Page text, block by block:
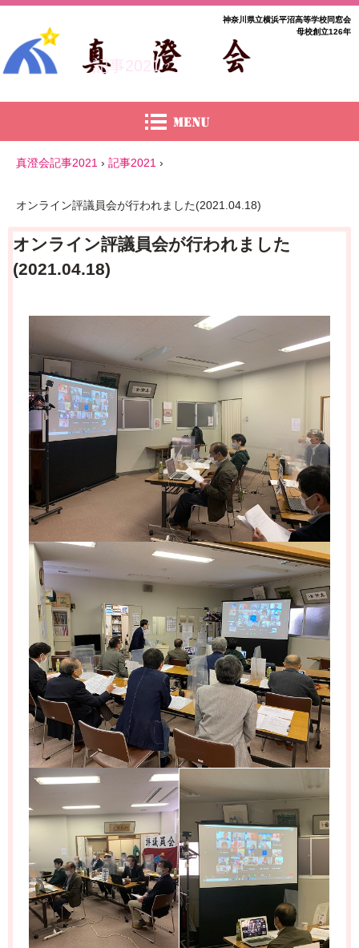
記事2021
神奈川県立横浜平沼高等学校同窓会
母校創立126年
真澄会記事2021 › 記事2021 ›
オンライン評議員会が行われました(2021.04.18)
オンライン評議員会が行われました
(2021.04.18)